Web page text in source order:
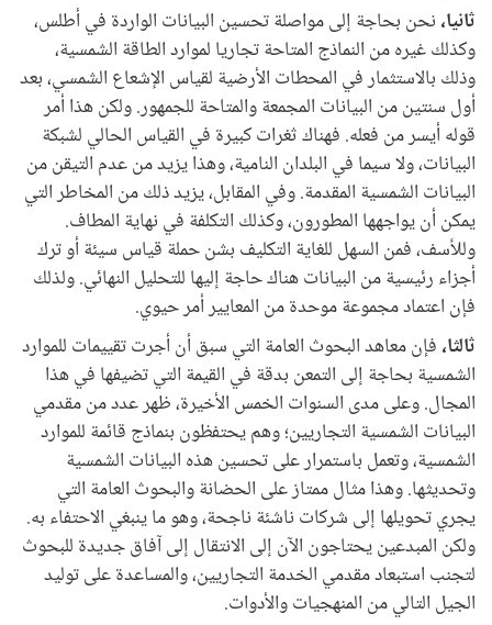
ثانيا، نحن بحاجة إلى مواصلة تحسين البيانات الواردة في أطلس،
وكذلك غيره من النماذج المتاحة تجاريا لموارد الطاقة الشمسية،
وذلك بالاستثمار في المحطات الأرضية لقياس الإشعاع الشمسي، بعد
أول سنتين من البيانات المجمعة والمتاحة للجمهور. ولكن هذا أمر
قوله أيسر من فعله. فهناك ثغرات كبيرة في القياس الحالي لشبكة
البيانات، ولا سيما في البلدان النامية، وهذا يزيد من عدم التيقن من
البيانات الشمسية المقدمة. وفي المقابل، يزيد ذلك من المخاطر التي
يمكن أن يواجهها المطورون، وكذلك التكلفة في نهاية المطاف.
وللأسف، فمن السهل للغاية التكليف بشن حملة قياس سيئة أو ترك
أجزاء رئيسية من البيانات هناك حاجة إليها للتحليل النهائي. ولذلك
فإن اعتماد مجموعة موحدة من المعايير أمر حيوي.
ثالثا، فإن معاهد البحوث العامة التي سبق أن أجرت تقييمات للموارد
الشمسية بحاجة إلى التمعن بدقة في القيمة التي تضيفها في هذا
المجال. وعلى مدى السنوات الخمس الأخيرة، ظهر عدد من مقدمي
البيانات الشمسية التجاريين؛ وهم يحتفظون بنماذج قائمة للموارد
الشمسية، وتعمل باستمرار على تحسين هذه البيانات الشمسية
وتحديثها. وهذا مثال ممتاز على الحضانة والبحوث العامة التي
يجري تحويلها إلى شركات ناشئة ناجحة، وهو ما ينبغي الاحتفاء به.
ولكن المبدعين يحتاجون الآن إلى الانتقال إلى آفاق جديدة للبحوث
لتجنب استبعاد مقدمي الخدمة التجاريين، والمساعدة على توليد
الجيل التالي من المنهجيات والأدوات.